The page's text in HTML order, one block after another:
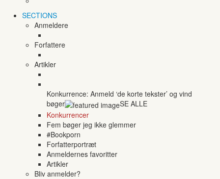
SECTIONS
Anmeldere
Forfattere
Artikler
Konkurrence: Anmeld ‘de korte tekster’ og vind
bøger
SE ALLE
Konkurrencer
Fem bøger jeg ikke glemmer
#Bookporn
Forfatterportræt
Anmeldernes favoritter
Artikler
Bliv anmelder?